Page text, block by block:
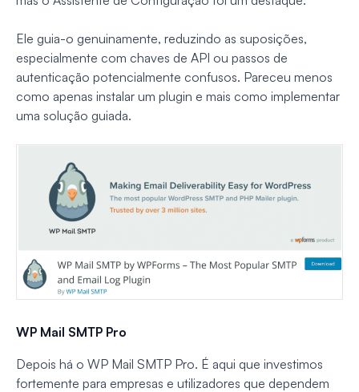
Ele guia-o genuinamente, reduzindo as suposições,
especialmente com chaves de API ou passos de
autenticação potencialmente confusos. Pareceu menos
como apenas instalar um plugin e mais como implementar
uma solução guiada.
WP Mail SMTP Pro
Depois há o WP Mail SMTP Pro. É aqui que investimos
fortemente para empresas e utilizadores que dependem